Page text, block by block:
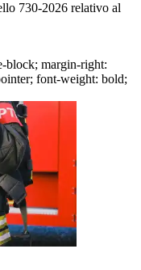
730-2026 relativo al
block; margin-right:
font-weight: bold;